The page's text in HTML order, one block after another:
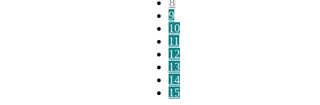
8
9
10
11
12
13
14
15